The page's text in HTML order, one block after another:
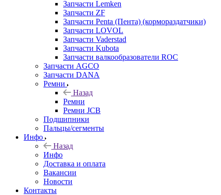
Запчасти Lemken
Запчасти ZF
Запчасти Penta (Пента) (кормораздатчики)
Запчасти LOVOL
Запчасти Vaderstad
Запчасти Kubota
Запчасти валкообразователи ROC
Запчасти AGCO
Запчасти DANA
Ремни
Назад
Ремни
Ремни JCB
Подшипники
Пальцы/сегменты
Инфо
Назад
Инфо
Доставка и оплата
Вакансии
Новости
Контакты